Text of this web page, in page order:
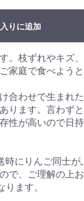
りに追加
。枝ずれやキズ
家庭で食べよう
合わせで生まれ
ります。言わず
性が高いので日
時にりんご同士
で、ご理解の上お
ます。